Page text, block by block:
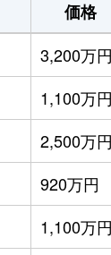
価格
3,200万円
1,100万円
2,500万円
920万円
1,100万円